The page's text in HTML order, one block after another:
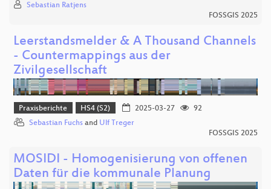
Sebastian Ratjens
FOSSGIS 2025
Leerstandsmelder & A Thousand Channels
- Countermappings aus der
Zivilgesellschaft
Praxisberichte HS4 (S2) 2025-03-27
92
Sebastian Fuchs and Ulf Treger
FOSSGIS 2025
MOSIDI - Homogenisierung von offenen
Daten für die kommunale Planung